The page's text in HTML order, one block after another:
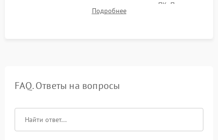
термограмм в память и передачи данных на ПК. Проверка
автономности работы и итоговый контроль качества.
Подробнее
FAQ. Ответы на вопросы